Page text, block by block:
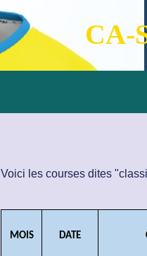
CA-
Voici les courses dites
MOIS DATE